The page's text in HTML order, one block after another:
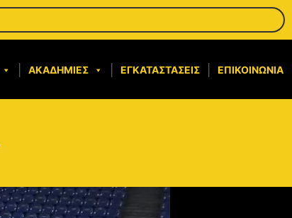
ΑΚΑΔΗΜΊΕΣ ΕΓΚΑΤΑΣΤΆΣΕΙΣ ΕΠΙΚΟΙΝΩΝΊΑ